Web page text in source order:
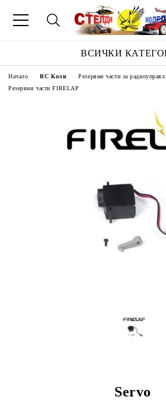
ВСИЧКИ
Начало RC Коли
Резервни части за
Резервни части FIRELAP
Servo